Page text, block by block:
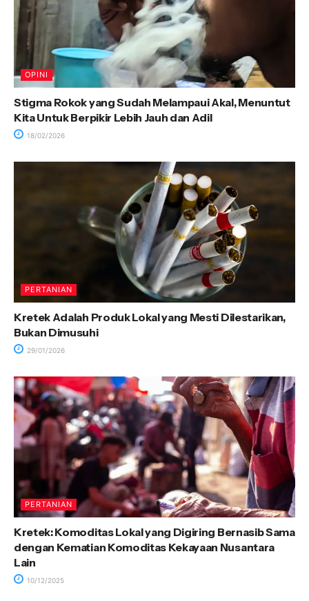
OPINI
Stigma Rokok yang Sudah Melampaui Akal, Menuntut
Kita Untuk Berpikir Lebih Jauh dan Adil
18/02/2026
PERTANIAN
Kretek Adalah Produk Lokal yang Mesti Dilestarikan,
Bukan Dimusuhi
29/01/2026
PERTANIAN
Kretek: Komoditas Lokal yang Digiring Bernasib Sama
dengan Kematian Komoditas Kekayaan Nusantara
Lain
10/12/2025